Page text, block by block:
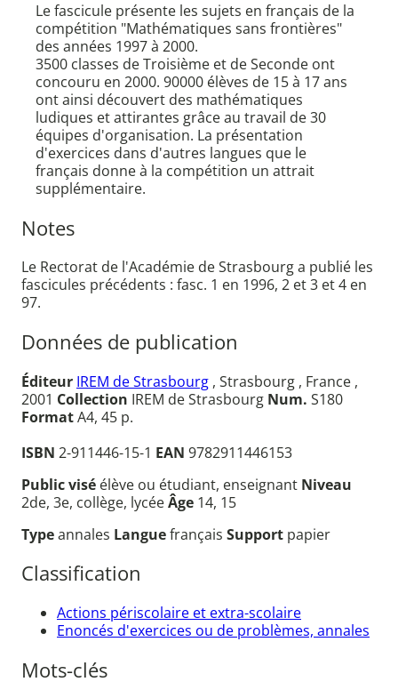
Le fascicule présente les sujets en français de la
compétition "Mathématiques sans frontières"
des années 1997 à 2000.
3500 classes de Troisième et de Seconde ont
concouru en 2000. 90000 élèves de 15 à 17 ans
ont ainsi découvert des mathématiques
ludiques et attirantes grâce au travail de 30
équipes d'organisation. La présentation
d'exercices dans d'autres langues que le
français donne à la compétition un attrait
supplémentaire.
Notes
Le Rectorat de l'Académie de Strasbourg a publié les
fascicules précédents : fasc. 1 en 1996, 2 et 3 et 4 en
97.
Données de publication
Éditeur IREM de Strasbourg , Strasbourg , France ,
2001 Collection IREM de Strasbourg Num. S180
FormatA4, 45 p.
ISBN 2-911446-15-1 EAN 9782911446153
Public visé élève ou étudiant, enseignant Niveau
2de, 3e, collège, lycéeÂge 14, 15
Typeannales Languefrançais Support papier
Classification
Actions périscolaire et extra-scolaire
Enoncés d'exercices ou de problèmes, annales
Mots-clés